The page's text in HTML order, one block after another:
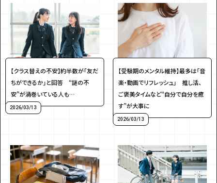
アンケートに
答えて
イベントに参加しよう！
・マイナビティーンズについて
・利用規約
【クラス替えの不安】約半数が「友だ
ちができるか」と回答 “謎の不
安”が渦巻いている人も…
2026/03/13
【受験期のメンタル維持】最多は「音
楽・動画でリフレッシュ」 推し活、
ご褒美タイムなど“自分で自分を癒
す”が大事に
2026/03/13